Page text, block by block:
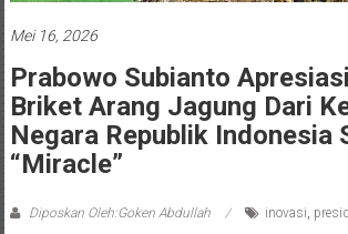
Mei 16, 2026
Prabowo Subianto
Briket Arang Jagung Dari
Negara Republik Indonesia
“Miracle”
Diposkan Oleh:Goken Abdullah inovasi